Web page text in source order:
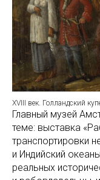
XVIII век. Голландский
Главный музей
теме: выставка
транспортировки
и Индийский
реальных